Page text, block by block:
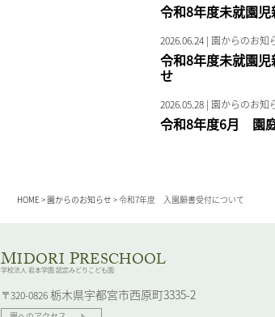
令和8年度未就園
2026.06.24 | 園からのお知
令和8年度未就園
せ
2026.05.28 | 園からのお知
令和8年度6月 園
HOME >園からのお知らせ >令和7年度 入園願書受付について
MIDORIPRESCHOOL
学校法人 岩本学園 認定みどりこども園
〒320-0826栃木県宇都宮市西原町3335-2